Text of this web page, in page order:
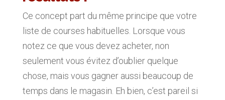
Ce concept part du même principe que votre
liste de courses habituelles. Lorsque vous
notez ce que vous devez acheter, non
seulement vous évitez d’oublier quelque
chose, mais vous gagner aussi beaucoup de
temps dans le magasin. Eh bien, c’est pareil si